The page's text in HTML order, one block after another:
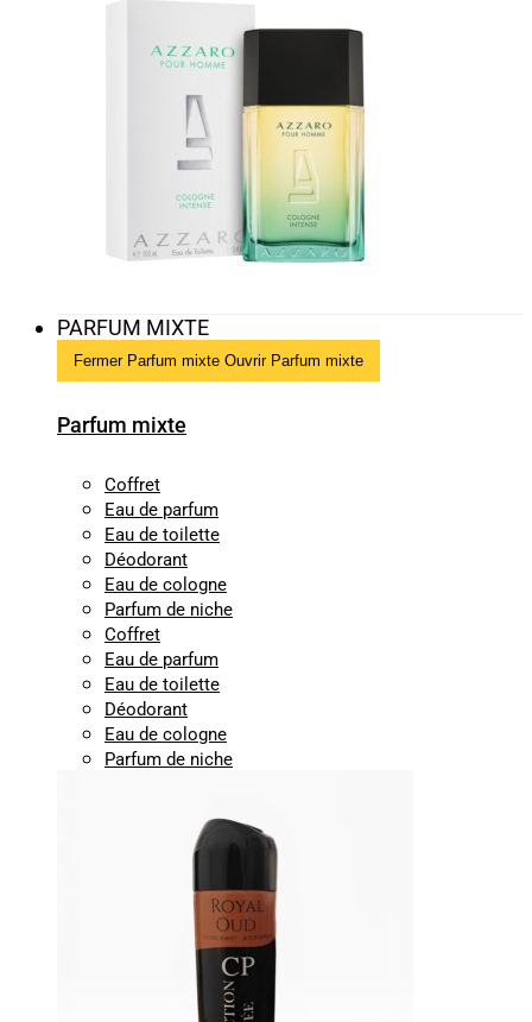
PARFUM MIXTE
Fermer Parfum mixte Ouvrir Parfum mixte
Parfum mixte
Coffret
Eau de parfum
Eau de toilette
Déodorant
Eau de cologne
Parfum de niche
Coffret
Eau de parfum
Eau de toilette
Déodorant
Eau de cologne
Parfum de niche